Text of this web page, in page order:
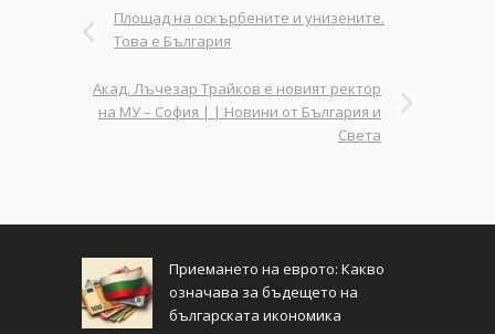
Площад на оскърбените и унизените.
Това е България
Акад. Лъчезар Трайков е новият ректор
на МУ – София | | Новини от България и
Света
Приемането на еврото: Какво
означава за бъдещето на
българската икономика